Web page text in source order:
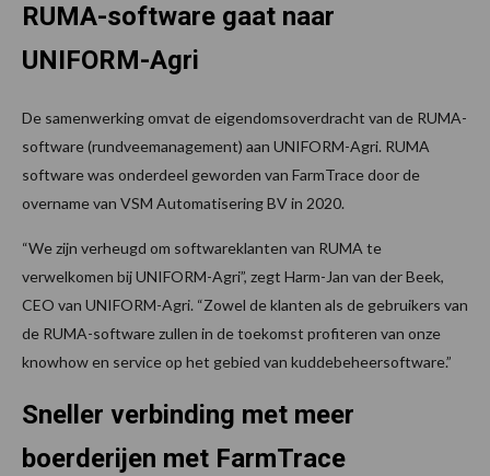
RUMA-software gaat naar
UNIFORM-Agri
De samenwerking omvat de eigendomsoverdracht van de RUMA-
software (rundveemanagement) aan UNIFORM-Agri. RUMA
software was onderdeel geworden van FarmTrace door de
overname van VSM Automatisering BV in 2020.
“We zijn verheugd om softwareklanten van RUMA te
verwelkomen bij UNIFORM-Agri”, zegt Harm-Jan van der Beek,
CEO van UNIFORM-Agri. “Zowel de klanten als de gebruikers van
de RUMA-software zullen in de toekomst profiteren van onze
knowhow en service op het gebied van kuddebeheersoftware.”
Sneller verbinding met meer
boerderijen met FarmTrace